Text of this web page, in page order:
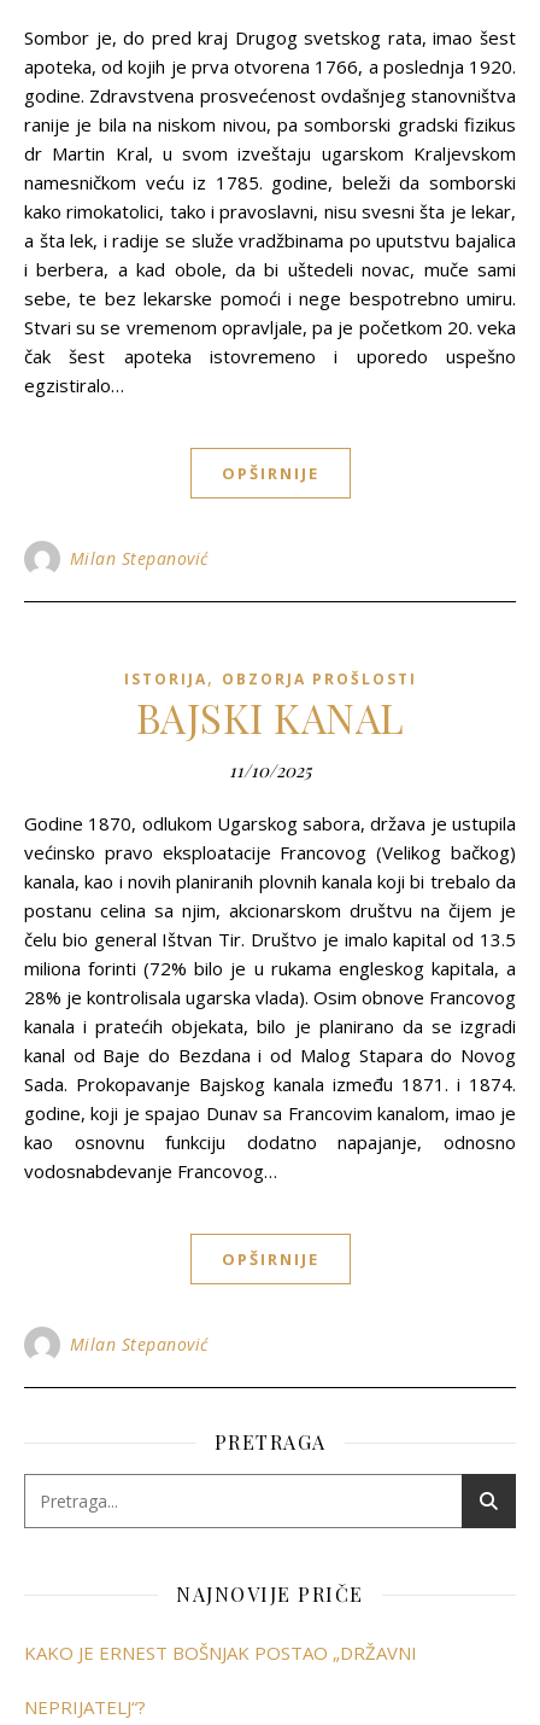
Sombor je, do pred kraj Drugog svetskog rata, imao šest
apoteka, od kojih je prva otvorena 1766, a poslednja 1920.
godine. Zdravstvena prosvećenost ovdašnjeg stanovništva
ranije je bila na niskom nivou, pa somborski gradski fizikus
dr Martin Kral, u svom izveštaju ugarskom Kraljevskom
namesničkom veću iz 1785. godine, beleži da somborski
kako rimokatolici, tako i pravoslavni, nisu svesni šta je lekar,
a šta lek, i radije se služe vradžbinama po uputstvu bajalica
i berbera, a kad obole, da bi uštedeli novac, muče sami
sebe, te bez lekarske pomoći i nege bespotrebno umiru.
Stvari su se vremenom opravljale, pa je početkom 20. veka
čak šest apoteka istovremeno i uporedo uspešno
egzistiralo…
OPŠIRNIJE
Milan Stepanović
ISTORIJA, OBZORJA PROŠLOSTI
BAJSKI KANAL
11/10/2025
Godine 1870, odlukom Ugarskog sabora, država je ustupila
većinsko pravo eksploatacije Francovog (Velikog bačkog)
kanala, kao i novih planiranih plovnih kanala koji bi trebalo da
postanu celina sa njim, akcionarskom društvu na čijem je
čelu bio general Ištvan Tir. Društvo je imalo kapital od 13.5
miliona forinti (72% bilo je u rukama engleskog kapitala, a
28% je kontrolisala ugarska vlada). Osim obnove Francovog
kanala i pratećih objekata, bilo je planirano da se izgradi
kanal od Baje do Bezdana i od Malog Stapara do Novog
Sada. Prokopavanje Bajskog kanala između 1871. i 1874.
godine, koji je spajao Dunav sa Francovim kanalom, imao je
kao osnovnu funkciju dodatno napajanje, odnosno
vodosnabdevanje Francovog…
OPŠIRNIJE
Milan Stepanović
PRETRAGA
NAJNOVIJE PRIČE
KAKO JE ERNEST BOŠNJAK POSTAO „DRŽAVNI
NEPRIJATELJ“?